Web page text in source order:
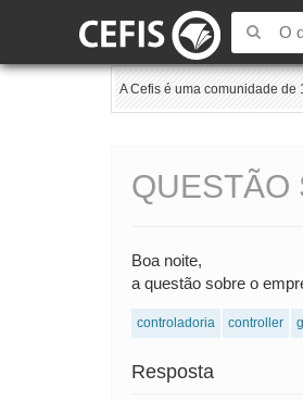
A Cefis é uma comunidade
QUESTÃO
Boa noite,
a questão sobre o
controladoria controller
Resposta